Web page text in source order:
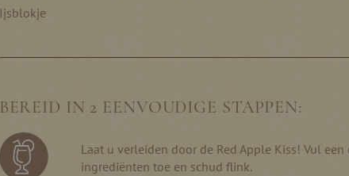
Ijsblokje
BEREID IN 2 EENVOUDIGE STAPPEN:
Laat u verleiden door de Red Apple Kiss! Vul
ingrediënten toe en schud flink.